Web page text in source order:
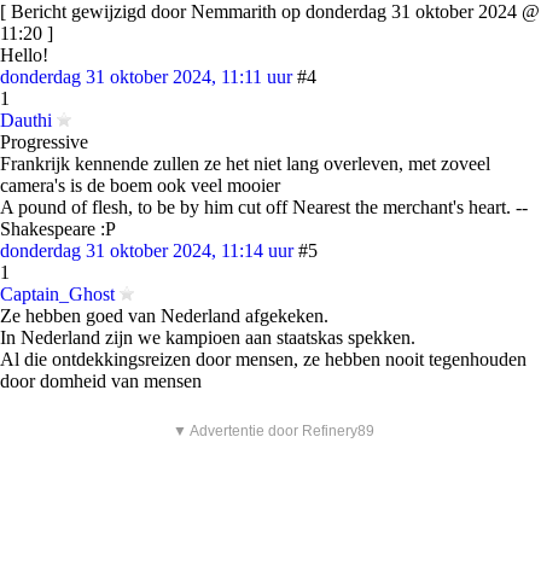
[ Bericht gewijzigd door Nemmarith op donderdag 31 oktober 2024 @
11:20 ]
Hello!
donderdag 31 oktober 2024, 11:11 uur #4
1
Dauthi
Progressive
Frankrijk kennende zullen ze het niet lang overleven, met zoveel
camera's is de boem ook veel mooier
A pound of flesh, to be by him cut off Nearest the merchant's heart. --
Shakespeare :P
donderdag 31 oktober 2024, 11:14 uur #5
1
Captain_Ghost
Ze hebben goed van Nederland afgekeken.
In Nederland zijn we kampioen aan staatskas spekken.
Al die ontdekkingsreizen door mensen, ze hebben nooit tegenhouden
door domheid van mensen
▼ Advertentie door Refinery89